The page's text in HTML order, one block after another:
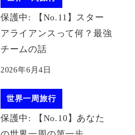
保護中: 【No.11】スター
アライアンスって何？最強
チームの話
2026年6月4日
世界一周旅行
保護中: 【No.10】あなた